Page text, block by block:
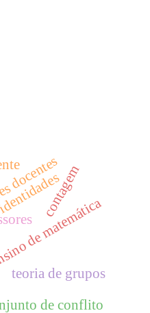
de matemática
docentes
de conflito
contagem
teoria de grupos